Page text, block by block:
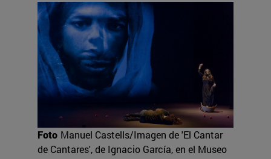
Foto Manuel Castells/Imagen de 'El Cantar
de Cantares', de Ignacio García, en el Museo